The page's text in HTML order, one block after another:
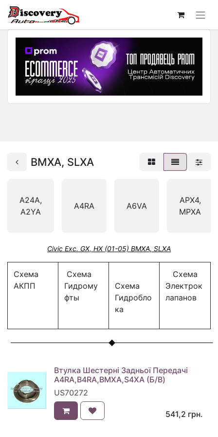
BMXA, SLXA
A24A,
A2YA
A4RA A6VA
APX4,
MPXA
Civic Exc. GX, HX (01-05) BMXA, SLXA
Схема
АКПП
Схема
Гидрому
фты
Схема
Гидробло
ка
Схема
Электрок
лапанов
Втулка Шестерні Задньої Передачі
A4RA,B4RA,BMXA,S4XA (Б/В)
US70272
541,2 грн.